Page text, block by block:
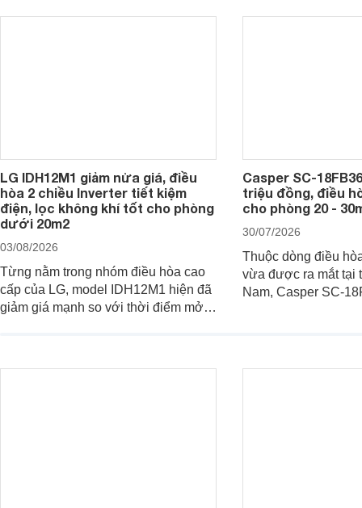
LG IDH12M1 giảm nửa giá, điều
hòa 2 chiều Inverter tiết kiệm
điện, lọc không khí tốt cho phòng
dưới 20m2
03/08/2026
Từng nằm trong nhóm điều hòa cao
cấp của LG, model IDH12M1 hiện đã
giảm giá mạnh so với thời điểm mở
Casper SC-
triệu đồng, điều
cho phòng 20 -
30/07/2026
Thuộc dòng điều
vừa được ra mắt tại
Nam, Casper SC-